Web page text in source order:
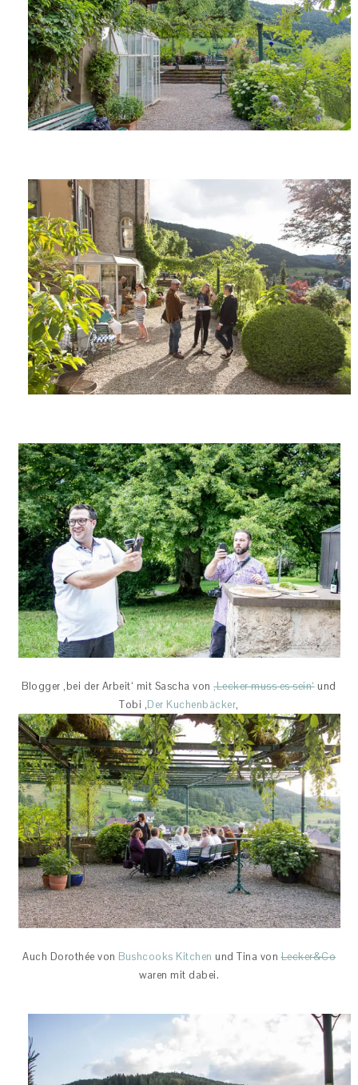
Blogger ‚bei der Arbeit‘ mit Sascha von‚Lecker muss es sein‘und
Tobi ‚Der Kuchenbäcker‚
Auch Dorothée von Bushcooks Kitchen und Tina vonLecker&Co
waren mit dabei.